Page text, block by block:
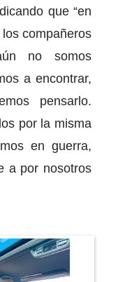
que “en
compañeros
no somos
a encontrar,
pensarlo.
por la misma
en guerra,
a por nosotros